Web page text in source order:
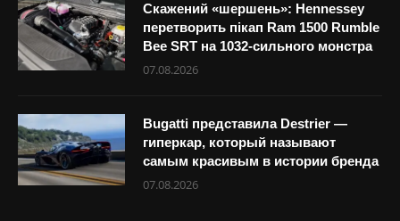
Скажений «шершень»: Hennessey
перетворить пікап Ram 1500 Rumble
Bee SRT на 1032-сильного монстра
07.08.2026
Bugatti представила Destrier —
гиперкар, который называют
самым красивым в истории бренда
07.08.2026